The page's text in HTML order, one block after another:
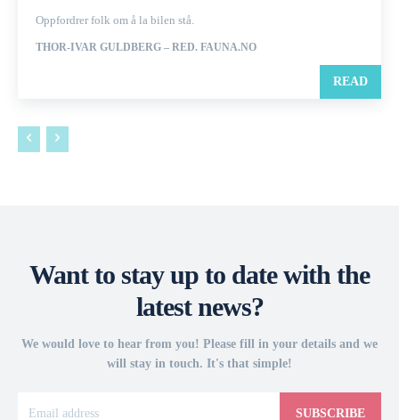
Oppfordrer folk om å la bilen stå.
THOR-IVAR GULDBERG – RED. FAUNA.NO
READ
Want to stay up to date with the
latest news?
We would love to hear from you! Please fill in your details and we
will stay in touch. It's that simple!
SUBSCRIBE